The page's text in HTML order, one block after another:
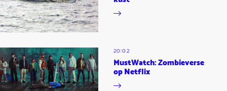
20:02
MustWatch: Zombieverse
op Netflix